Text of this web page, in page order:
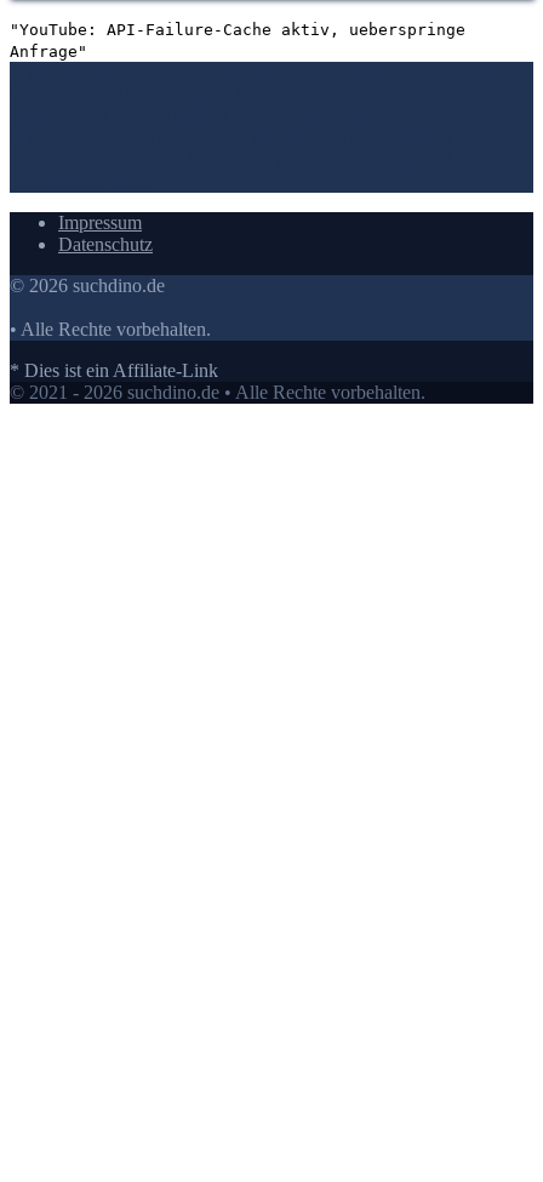
"YouTube: API-Failure-Cache aktiv, ueberspringe
Anfrage"
Impressum
Datenschutz
© 2026 suchdino.de
• Alle Rechte vorbehalten.
* Dies ist ein Affiliate-Link
© 2021 - 2026 suchdino.de • Alle Rechte vorbehalten.